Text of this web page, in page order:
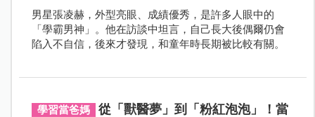
男星張凌赫，外型亮眼、成績優秀，是許多人眼中的
「學霸男神」。他在訪談中坦言，自己長大後偶爾仍會
陷入不自信，後來才發現，和童年時長期被比較有關。
學習當爸媽
從「獸醫夢」到「粉紅泡泡」！當